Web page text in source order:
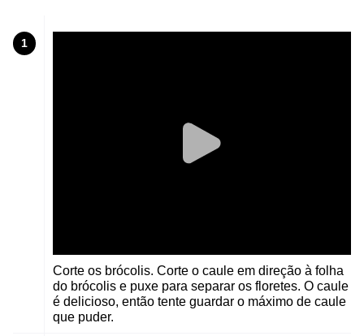
1
Corte os brócolis. Corte o caule em direção à folha
do brócolis e puxe para separar os floretes. O caule
é delicioso, então tente guardar o máximo de caule
que puder.